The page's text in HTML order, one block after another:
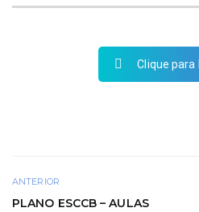
Clique para
ANTERIOR
PLANO ESCCB – AULAS